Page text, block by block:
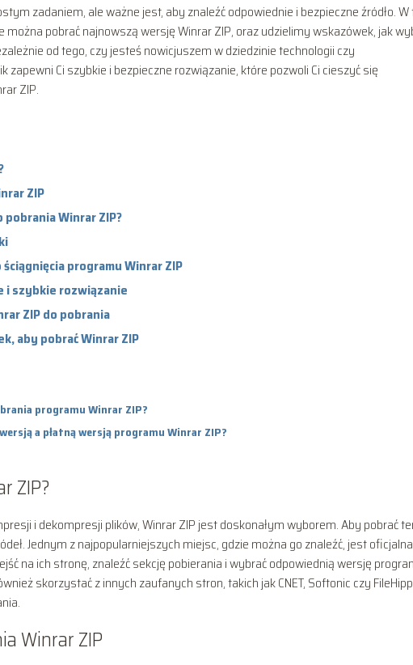
zadaniem, ale ważne jest, aby znaleźć odpowiednie i bezpieczne źródło.
pobrać najnowszą wersję Winrar ZIP, oraz udzielimy wskazówek, jak
od tego, czy jesteś nowicjuszem w dziedzinie technologii czy
Ci szybkie i bezpieczne rozwiązanie, które pozwoli Ci cieszyć się
ZIP.
ZIP
pobrania Winrar ZIP?
programu Winrar ZIP
i szybkie rozwiązanie
ZIP do pobrania
aby pobrać Winrar ZIP
programu Winrar ZIP?
a płatną wersją programu Winrar ZIP?
ZIP?
i dekompresji plików, Winrar ZIP jest doskonałym wyborem. Aby pobrać
Jednym z najpopularniejszych miejsc, gdzie można go znaleźć, jest oficjalna
na ich stronę, znaleźć sekcję pobierania i wybrać odpowiednią wersję
skorzystać z innych zaufanych stron, takich jak CNET, Softonic czy
Winrar ZIP